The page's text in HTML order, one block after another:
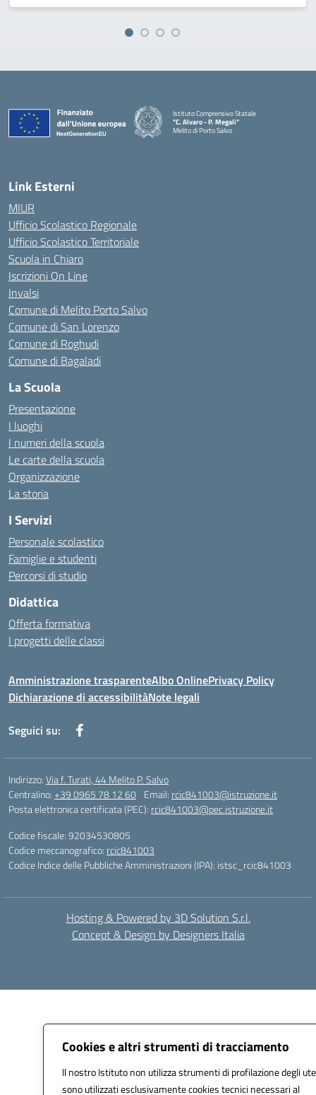
Cookies e altri strumenti di tracciamento
Il nostro Istituto non utilizza strumenti di profilazione degli
sono utilizzati esclusivamente cookies tecnici necessari al
Istituto Comprensivo Statale
"C. Alvaro - P. Megali"
Melito di Porto Salvo
Link Esterni
MIUR
Ufficio Scolastico Regionale
Ufficio Scolastico Territoriale
Scuola in Chiaro
Iscrizioni On Line
Invalsi
Comune di Melito Porto Salvo
Comune di San Lorenzo
Comune di Roghudi
Comune di Bagaladi
La Scuola
Presentazione
I luoghi
I numeri della scuola
Le carte della scuola
Organizzazione
La storia
I Servizi
Personale scolastico
Famiglie e studenti
Percorsi di studio
Didattica
Offerta formativa
I progetti delle classi
Amministrazione trasparenteAlbo OnlinePrivacy Policy
Dichiarazione di accessibilitàNote legali
Seguici su:
Indirizzo:Via f. Turati, 44 Melito P. Salvo
Centralino:+39 0965 78 12 60 Email: rcic841003@istruzione.it
Posta elettronica certificata (PEC): rcic841003@pec.istruzione.it
Codice fiscale: 92034530805
Codice meccanografico: rcic841003
Codice Indice delle Pubbliche Amministrazioni (IPA): istsc_rcic841003
Hosting & Powered by 3D Solution S.r.l.
Concept & Design by Designers Italia